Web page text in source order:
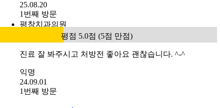
25.08.20
1번째 방문
평창치과의원
평점 5.0점 (5점 만점)
진료 잘 봐주시고 처방전 좋아요 괜찮습니다. ^-^
익명
24.09.01
1번째 방문